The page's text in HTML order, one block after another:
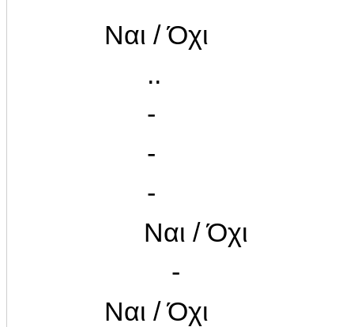
Ναι / Όχι
..
-
-
-
Ναι / Όχι
-
Ναι / Όχι